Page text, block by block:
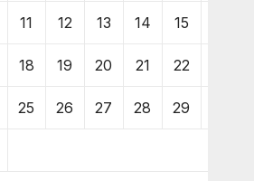
11 12 13 14 15
18 19 20 21 22
25 26 27 28 29